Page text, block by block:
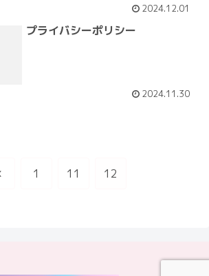
2024.12.01
プライバシーポリシー
2024.11.30
1 11 12